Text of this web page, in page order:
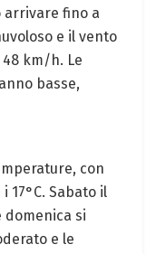
fino a
e il vento
km/h. Le
basse,
con
17°C. Sabato il
domenica si
e le